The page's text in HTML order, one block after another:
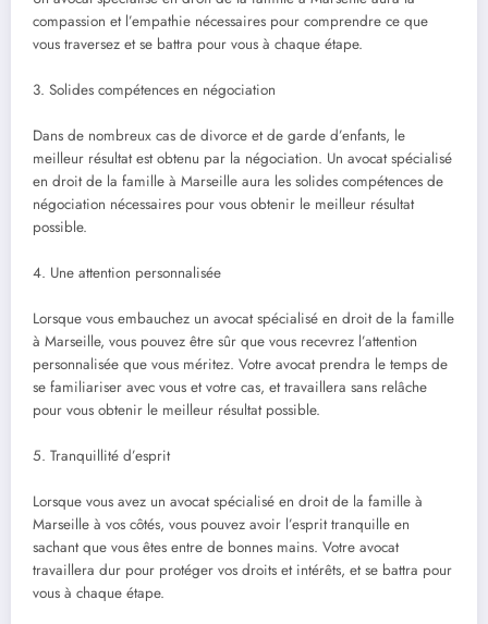
compassion et l’empathie nécessaires pour comprendre ce que
vous traversez et se battra pour vous à chaque étape.
3. Solides compétences en négociation
Dans de nombreux cas de divorce et de garde d’enfants, le
meilleur résultat est obtenu par la négociation. Un avocat spécialisé
en droit de la famille à Marseille aura les solides compétences de
négociation nécessaires pour vous obtenir le meilleur résultat
possible.
4. Une attention personnalisée
Lorsque vous embauchez un avocat spécialisé en droit de la famille
à Marseille, vous pouvez être sûr que vous recevrez l’attention
personnalisée que vous méritez. Votre avocat prendra le temps de
se familiariser avec vous et votre cas, et travaillera sans relâche
pour vous obtenir le meilleur résultat possible.
5. Tranquillité d’esprit
Lorsque vous avez un avocat spécialisé en droit de la famille à
Marseille à vos côtés, vous pouvez avoir l’esprit tranquille en
sachant que vous êtes entre de bonnes mains. Votre avocat
travaillera dur pour protéger vos droits et intérêts, et se battra pour
vous à chaque étape.